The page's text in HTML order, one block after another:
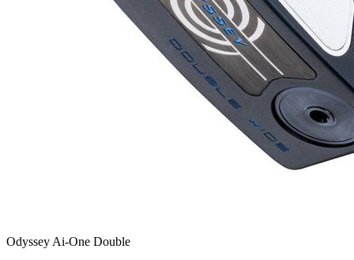
Odyssey Ai-One Double